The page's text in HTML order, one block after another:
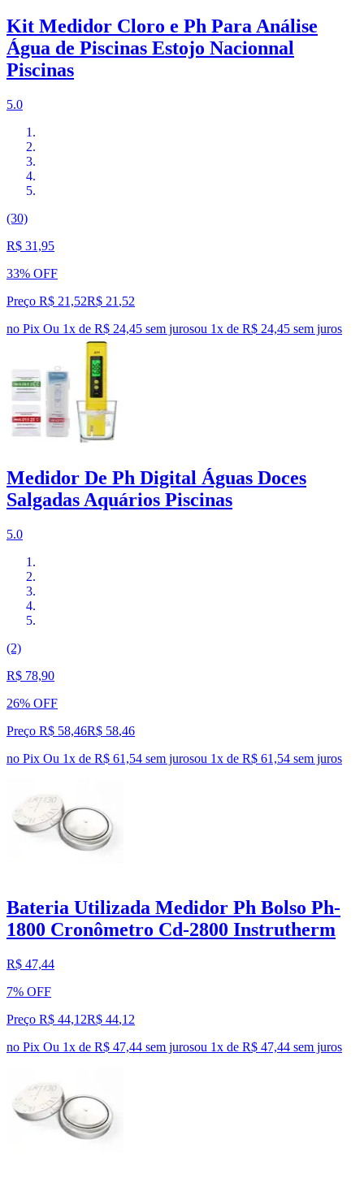
Kit Medidor Cloro e Ph Para Análise
Água de Piscinas Estojo Nacionnal
Piscinas
5.0
(30)
R$ 31,95
33% OFF
Preço R$ 21,52R$ 21 ,52
no Pix Ou 1x de R$ 24,45 sem jurosou 1x de R$ 24,45 sem juros
Medidor De Ph Digital Águas Doces
Salgadas Aquários Piscinas
5.0
(2)
R$ 78,90
26% OFF
Preço R$ 58,46R$ 58,46
no Pix Ou 1x de R$ 61,54 sem jurosou 1x de R$ 61,54 sem juros
Bateria Utilizada Medidor Ph Bolso Ph-
1800 Cronômetro Cd-2800 Instrutherm
R$ 47,44
7% OFF
Preço R$ 44,12R$ 44,12
no Pix Ou 1x de R$ 47,44 sem jurosou 1x de R$ 47,44 sem juros